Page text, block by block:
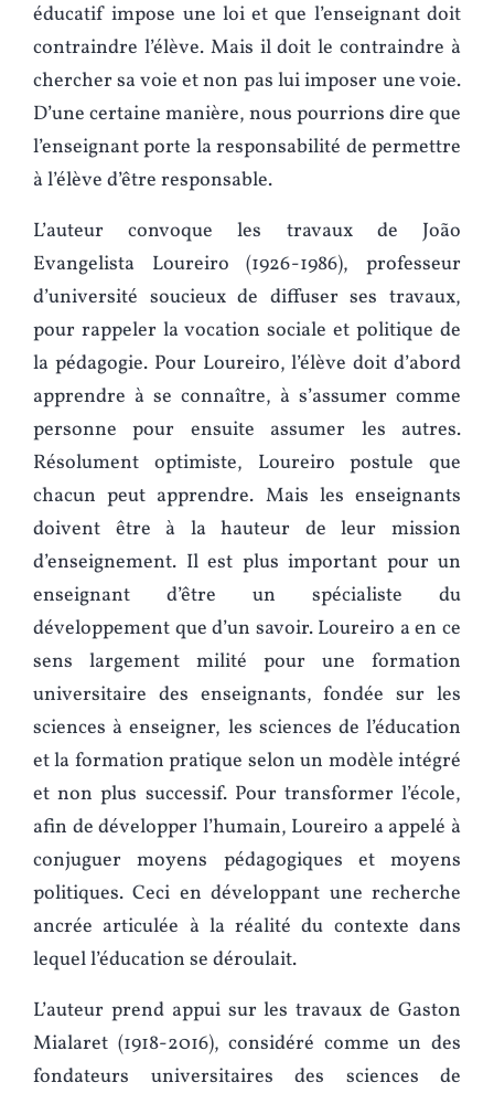
éducatif impose une loi et que l’enseignant doit
contraindre l’élève. Mais il doit le contraindre à
chercher sa voie et non pas lui imposer une voie.
D’une certaine manière, nous pourrions dire que
l’enseignant porte la responsabilité de permettre
à l’élève d’être responsable.
L’auteur convoque les travaux de João
Evangelista Loureiro (1926-1986), professeur
d’université soucieux de diffuser ses travaux,
pour rappeler la vocation sociale et politique de
la pédagogie. Pour Loureiro, l’élève doit d’abord
apprendre à se connaître, à s’assumer comme
personne pour ensuite assumer les autres.
Résolument optimiste, Loureiro postule que
chacun peut apprendre. Mais les enseignants
doivent être à la hauteur de leur mission
d’enseignement. Il est plus important pour un
enseignant d’être un spécialiste du
développement que d’un savoir. Loureiro a en ce
sens largement milité pour une formation
universitaire des enseignants, fondée sur les
sciences à enseigner, les sciences de l’éducation
et la formation pratique selon un modèle intégré
et non plus successif. Pour transformer l’école,
afin de développer l’humain, Loureiro a appelé à
conjuguer moyens pédagogiques et moyens
politiques. Ceci en développant une recherche
ancrée articulée à la réalité du contexte dans
lequel l’éducation se déroulait.
L’auteur prend appui sur les travaux de Gaston
Mialaret (1918-2016), considéré comme un des
fondateurs universitaires des sciences de